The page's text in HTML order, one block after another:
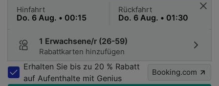
Hinfahrt Rückfahrt
1 Erwachsene/r (26-59)
Rabattkarten hinzufügen
Erhalten Sie bis zu 20 % Rabatt
auf Aufenthalte mit Genius
Booking.com